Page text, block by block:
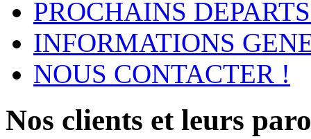
PROCHAINS
INFORMATIONS
NOUS CONTACTER !
Nos clients et leurs